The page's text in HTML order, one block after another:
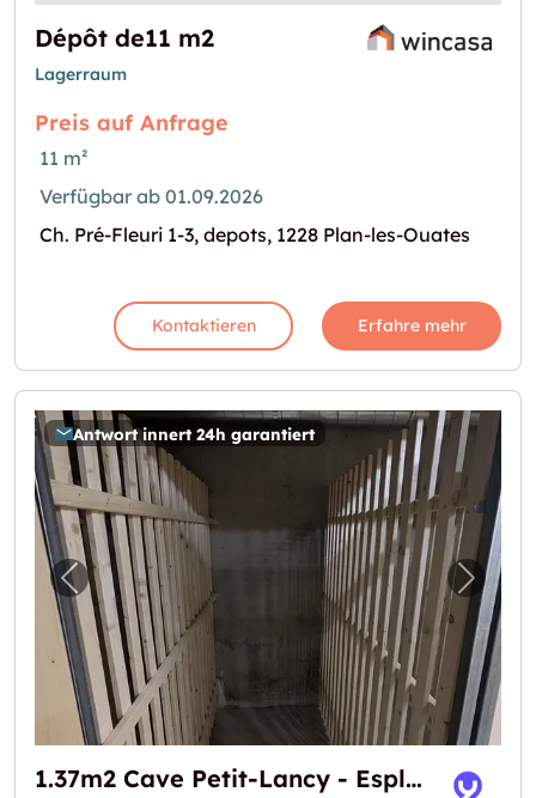
Dépôt de11 m2
Lagerraum
Preis auf Anfrage
11 m²
Verfügbar ab 01.09.2026
Ch. Pré-Fleuri 1-3, depots, 1228 Plan-les-Ouates
Kontaktieren Erfahre mehr
Antwort innert 24h garantiert
Vorheriges Bild für "1.37m2 Cave Petit-
1.37m2 Cave Petit-Lancy - Esplanade de Surville 1